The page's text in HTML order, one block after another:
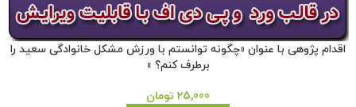
اقدام پژوهی با عنوان «چگونه توانستم با ورزش مشکل خانوادگی سعید را
برطرف کنم؟ »
25,000 تومان